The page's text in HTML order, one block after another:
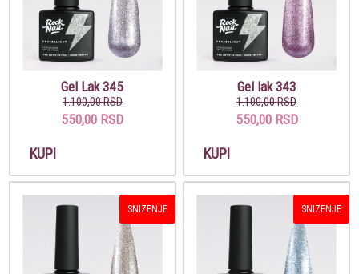
Gel Lak 345
1.100,00 RSD
550,00 RSD
KUPI
Gel lak 343
1.100,00 RSD
550,00 RSD
KUPI
SNIZENJE SNIZENJE